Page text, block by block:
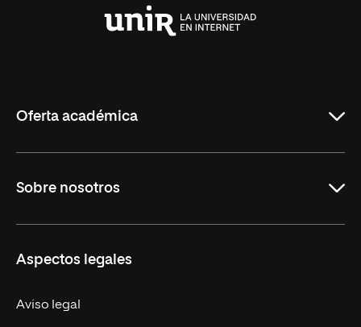
Oferta académica
Carreras
Sobre nosotros
Nuestro Equipo
Trabaja en UNIR
Aspectos legales
Aviso legal